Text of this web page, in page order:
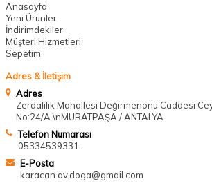
Anasayfa
Yeni Ürünler
İndirimdekiler
Müşteri Hizmetleri
Sepetim
Adres & İletişim
Adres
Zerdalilik Mahallesi Değirmenönü Caddesi
No:24/A \nMURATPAŞA / ANTALYA
Telefon Numarası
05334539331
E-Posta
karacan.av.doga@gmail.com